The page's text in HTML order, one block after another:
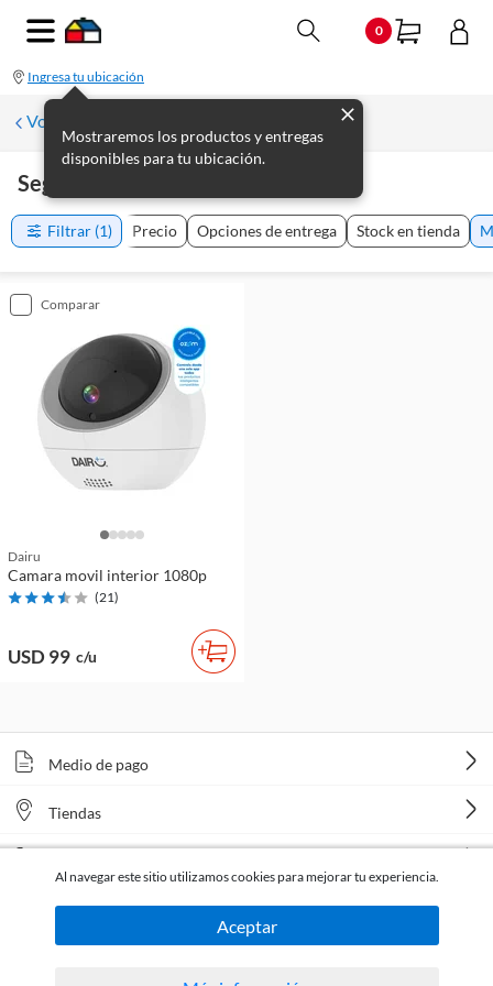
0
Ingresa tu ubicación
Mostraremos los productos y entregas
disponibles para tu ubicación.
Volver a Seguridad
Seguridad Infantil Dairu
Filtrar (1) Precio Opciones de entrega Stock en tienda
comparar
Dairu
Camara movil interior 1080p
(21)
USD 99 c/u
Medio de pago
Tiendas
Al navegar este sitio utilizamos cookies para mejorar tu experiencia.
Aceptar